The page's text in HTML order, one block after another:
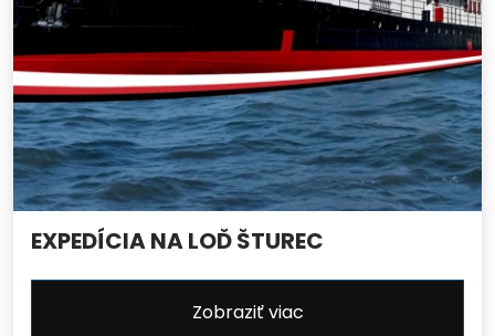
EXPEDÍCIA NA LOĎ ŠTUREC
Zobraziť viac